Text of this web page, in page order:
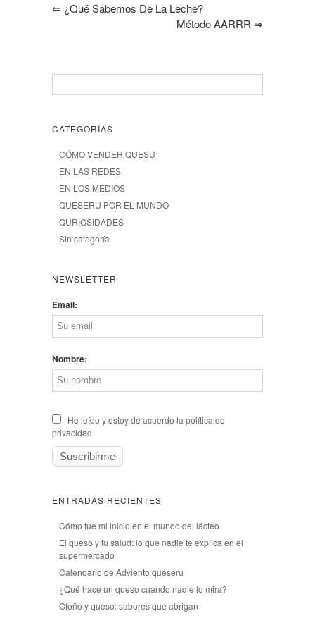
⇐ ¿Qué Sabemos De La Leche?
Método AARRR ⇒
CATEGORÍAS
CÓMO VENDER QUESU
EN LAS REDES
EN LOS MEDIOS
QUESERU POR EL MUNDO
QURIOSIDADES
Sin categoría
NEWSLETTER
Email:
Nombre:
He leído y estoy de acuerdo la política de
privacidad
ENTRADAS RECIENTES
Cómo fue mi inicio en el mundo del lácteo
El queso y tu salud: lo que nadie te explica en el
supermercado
Calendario de Adviento queseru
¿Qué hace un queso cuando nadie lo mira?
Otoño y queso: sabores que abrigan